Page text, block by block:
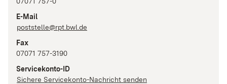
E-Mail
poststelle@rpt.bwl.de
Fax
07071 757-3190
Servicekonto-ID
Sichere Servicekonto-Nachricht senden